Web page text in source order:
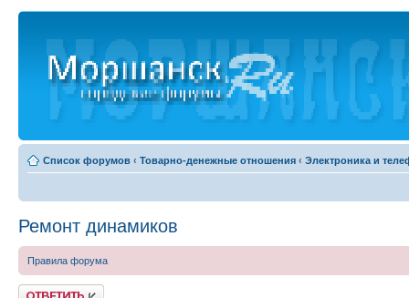
Список форумов ‹ Товарно-денежные отношения ‹ Электроника и
Ремонт динамиков
Правила форума
Ответить